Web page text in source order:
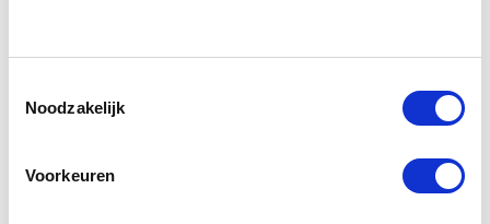
Noodzakelijk
Voorkeuren
ernstige problemen veroorzaken. De
neus, oren, ogen, tenen en huidplooien
binnen kruipen.